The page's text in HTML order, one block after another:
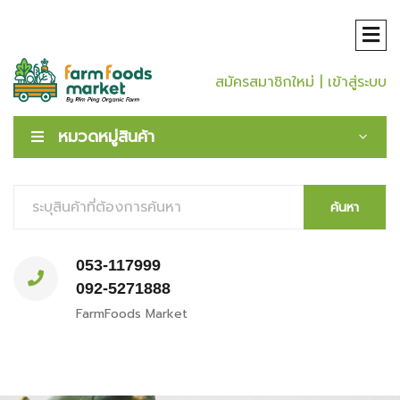
สมัครสมาชิกใหม่ | เข้าสู่ระบบ
หมวดหมู่สินค้า
ค้นหา
053-117999
092-5271888
FarmFoods Market